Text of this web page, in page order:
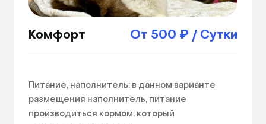
Комфорт От 500 ₽ / Сутки
Питание, наполнитель: в данном варианте
размещения наполнитель, питание
производиться кормом, который